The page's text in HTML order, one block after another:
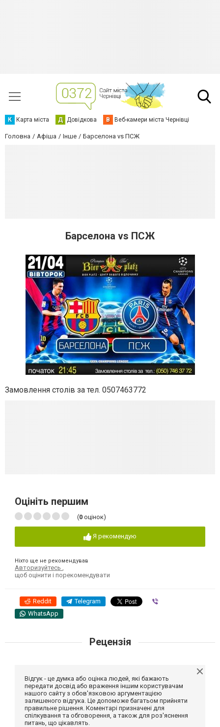
К Карта міста Д Довідкова В Веб-камери міста Чернівці
Головна Афіша Інше Барселона vs ПСЖ
Барселона vs ПСЖ
Замовлення столів за тел. 0507463772
Оцініть першим
(0 оцінок)
Я рекомендую
Ніхто ще не рекомендував
Авторизуйтесь
щоб оцінити і порекомендувати
Reddit Telegram
WhatsApp
Рецензія
Відгук - це думка або оцінка людей, які бажають
передати досвід або враження іншим користувачам
нашого сайту з обов'язковою аргументацією
залишеного відгука. Це допоможе багатьом прийняти
правильне рішення. Коментарі призначені для
спілкування та обговорення, а також для роз'яснення
питань, що цікавлять.